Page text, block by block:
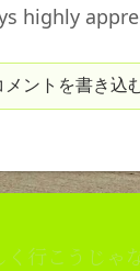
highly
メントを書き込
行こうじゃ